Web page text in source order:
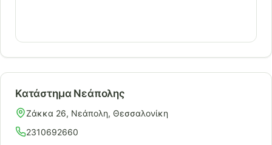
Κατάστημα Νεάπολης
Ζάκκα 26, Νεάπολη, Θεσσαλονίκη
2310692660